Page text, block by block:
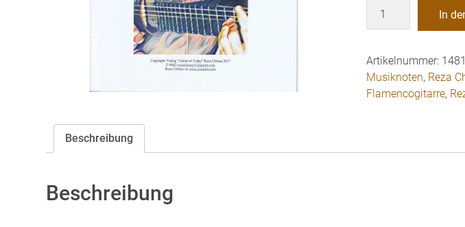
Chitsaz:
New
Flamenco
Vol.
In
Artikelnummer: 1481
Musiknoten, Reza
Flamencogitarre,
Beschreibung
Beschreibung